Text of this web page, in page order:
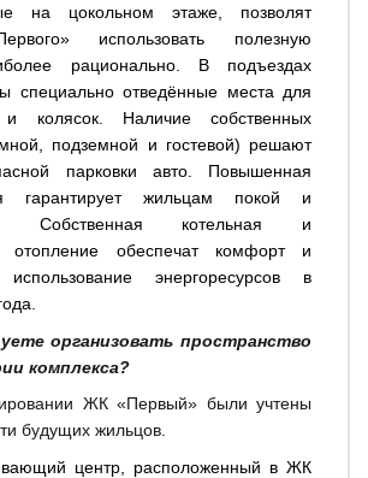
на цокольном этаже, позволят
использовать полезную
рационально. В подъездах
специально отведённые места для
и колясок. Наличие собственных
подземной и гостевой) решают
парковки авто. Повышенная
гарантирует жильцам покой и
Собственная котельная и
отопление обеспечат комфорт и
использование энергоресурсов в
организовать пространство
комплекса?
ЖК «Первый» были учтены
будущих жильцов.
центр, расположенный в ЖК